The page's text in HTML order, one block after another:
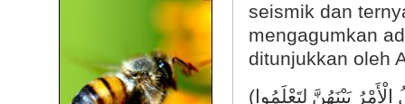
seismik dan
mengagumkan
ditunjukkan oleh
( بَيْنَهُنَّ لِتَعْلَمُوا